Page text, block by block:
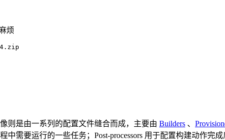
烦
则是由一系列的配置文件缝合而成，主要由 Builders 、
中需要运行的一些任务；Post-processors 用于配置构建动作完